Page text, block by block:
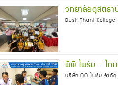
วิทยาลัยดุสิตธ
Dusit Thani College
พีพี ไพร์ม - ไท
บริษัท พีพี ไพร์ม จำกั